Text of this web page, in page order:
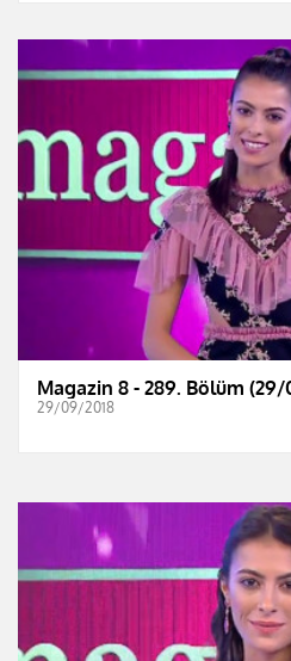
Magazin 8 - 289. Bölüm (29/
29/09/2018